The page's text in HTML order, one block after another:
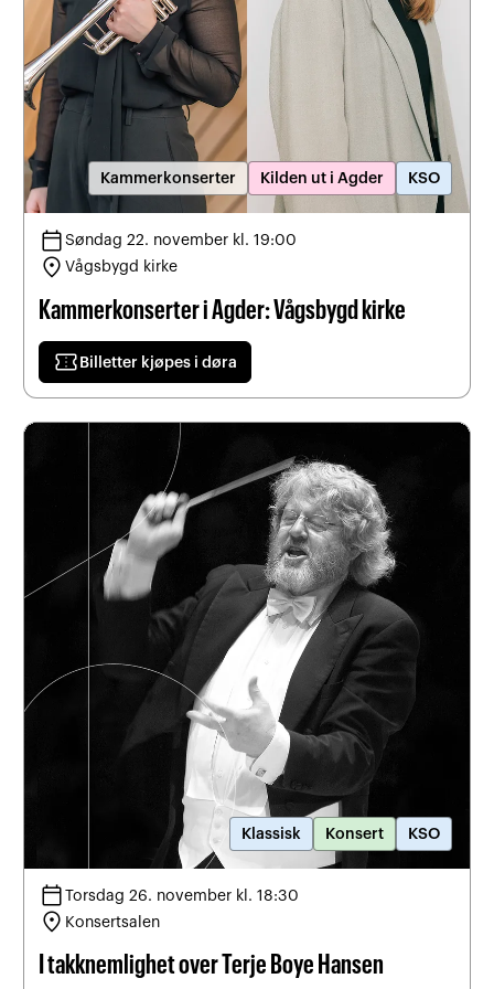
Kammerkonserter Kilden ut i Agder KSO
calendar_today Søndag 22. november kl. 19:00
location_on Vågsbygd kirke
Kammerkonserter i Agder: Vågsbygd kirke
confirmation_number Billetter kjøpes i døra
Klassisk Konsert KSO
calendar_today Torsdag 26. november kl. 18:30
location_on Konsertsalen
I takknemlighet over Terje Boye Hansen